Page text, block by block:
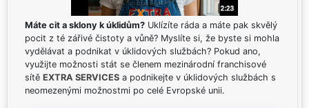
Máte cit a sklony k úklidům? Uklízíte ráda a máte pak skvělý
pocit z té zářivé čistoty a vůně? Myslíte si, že byste si mohla
vydělávat a podnikat v úklidových službách? Pokud ano,
využijte možnosti stát se členem mezinárodní franchisové
sítě EXTRA SERVICES a podnikejte v úklidových službách s
neomezenými možnostmi po celé Evropské unii.